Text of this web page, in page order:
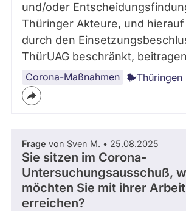
und/oder
Thüringer Akteure, und
durch den
ThürUAG beschränkt,
Corona-Maßnahmen Thüringen
Frage von Sven M. • 25.08.2025
Sie sitzen im Corona-
Untersuchungsausschuß,
möchten Sie mit ihrer
erreichen?